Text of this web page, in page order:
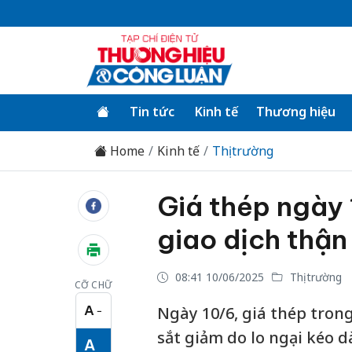
Tin tức Kinh tế Thương hiệu
Home Kinh tế Thị trường
CỠ CHỮ
A −
Cỡ chữ nhỏ
A
Giá thép
giao dịch
08:41 10/06/2025 Thị trường
Ngày 10/6, giá thép
sắt giảm do lo ngại kéo